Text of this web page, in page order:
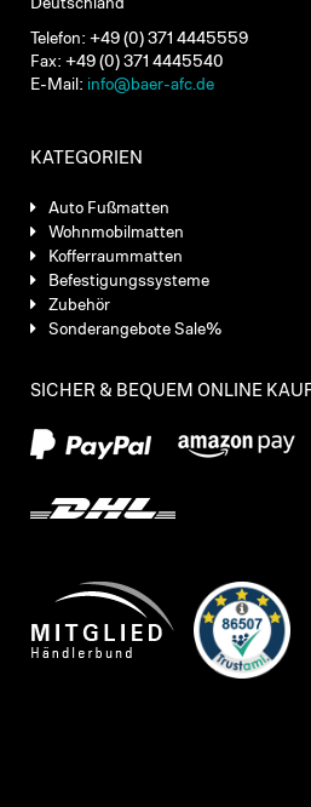
Deutschland
Telefon: +49 (0) 371 4445559
Fax: +49 (0) 371 4445540
E-Mail: info@baer-afc.de
KATEGORIEN
Auto Fußmatten
Wohnmobilmatten
Kofferraummatten
Befestigungssysteme
Zubehör
Sonderangebote Sale%
SICHER & BEQUEM ONLINE